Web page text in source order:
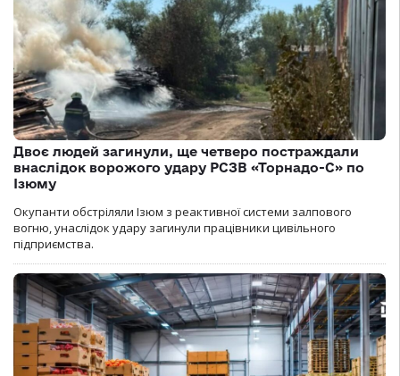
Двоє людей загинули, ще четверо постраждали
внаслідок ворожого удару РСЗВ «Торнадо-С» по
Ізюму
Окупанти обстріляли Ізюм з реактивної системи залпового
вогню, унаслідок удару загинули працівники цивільного
підприємства.